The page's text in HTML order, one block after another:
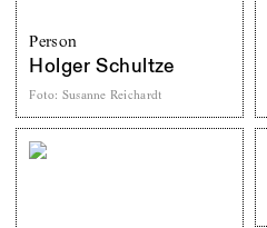
Person
Holger Schultze
Foto: Susanne Reichardt